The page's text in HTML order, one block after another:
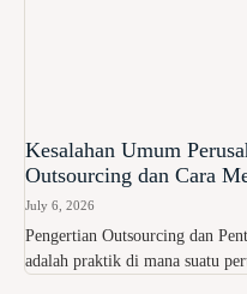
Kesalahan Umum
Outsourcing dan Cara
July 6, 2026
Pengertian Outsourcing dan
adalah praktik di mana suatu